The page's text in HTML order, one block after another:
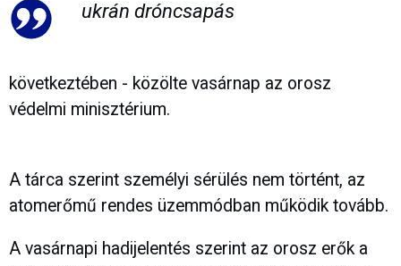
ukrán dróncsapás
következtében - közölte vasárnap az orosz
védelmi minisztérium.
A tárca szerint személyi sérülés nem történt, az
atomerőmű rendes üzemmódban működik tovább.
A vasárnapi hadijelentés szerint az orosz erők a